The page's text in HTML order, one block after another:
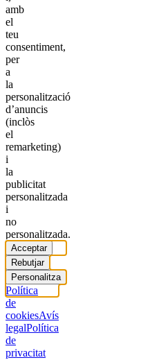
amb
el
teu
consentiment,
per
a
la
personalització
d’anuncis
(inclòs
el
remarketing)
i
la
publicitat
personalitzada
i
no
personalitzada.
Acceptar
Rebutjar
Personalitza
Política
de
cookiesAvís
legalPolítica
de
privacitat